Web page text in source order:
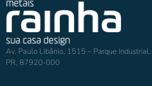
Av. Paulo Libânio, 1515 – Parque
PR, 87920-000